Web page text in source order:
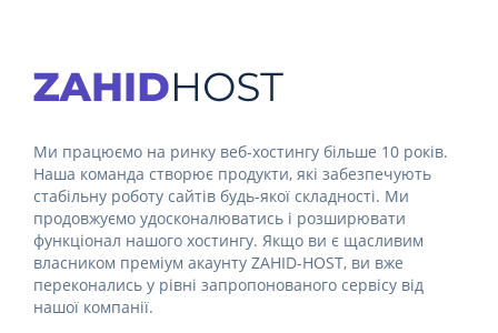
Ми працюємо на ринку веб-хостингу більше 10 років.
Наша команда створює продукти, які забезпечують
стабільну роботу сайтів будь-якої складності. Ми
продовжуємо удосконалюватись і розширювати
функціонал нашого хостингу. Якщо ви є щасливим
власником преміум акаунту ZAHID-HOST, ви вже
переконались у рівні запропонованого сервісу від
нашої компанії.